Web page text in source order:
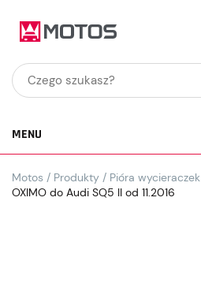
MENU
Motos / Produkty / Pióra wycieraczek
OXIMO do Audi SQ5 II od 11.2016